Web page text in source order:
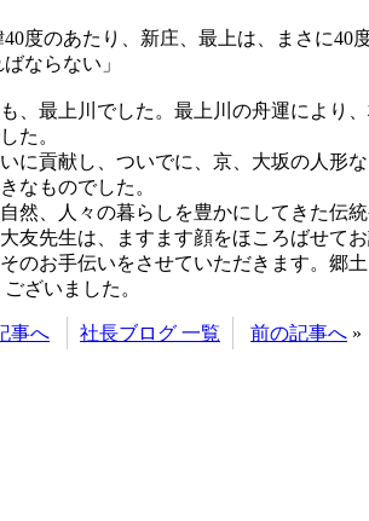
度のあたり、新庄、最上は、まさに
ならない」
、最上川でした。最上川の舟運により
た。
に貢献し、ついでに、京、大坂の人形
なものでした。
然、人々の暮らしを豊かにしてきた
友先生は、ますます顔をほころばせてお
のお手伝いをさせていただきます。郷
ざいました。
事へ 社長ブログ 一覧 前の記事へ »